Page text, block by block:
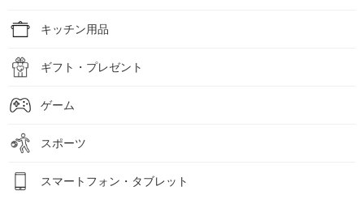
キッチン用品
ギフト・プレゼント
ゲーム
スポーツ
スマートフォン・タブレット